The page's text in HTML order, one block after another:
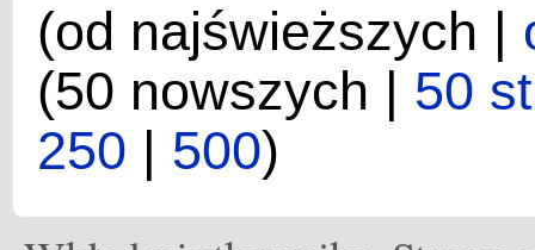
(od najświeższych |
(50 nowszych | 50
250 | 500)